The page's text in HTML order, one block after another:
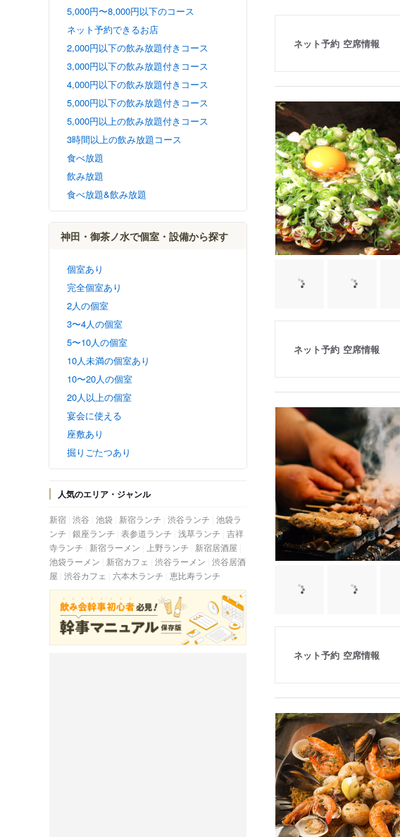
5,000円〜8,000円以下のコース
ネット予約できるお店
2,000円以下の飲み放題付きコース
3,000円以下の飲み放題付きコース
4,000円以下の飲み放題付きコース
5,000円以下の飲み放題付きコース
5,000円以上の飲み放題付きコース
3時間以上の飲み放題コース
食べ放題
飲み放題
食べ放題&飲み放題
神田・御茶ノ水で個室・設備から探す
個室あり
完全個室あり
2人の個室
3〜4人の個室
5〜10人の個室
10人未満の個室あり
10〜20人の個室
20人以上の個室
宴会に使える
座敷あり
掘りごたつあり
人気のエリア・ジャンル
新宿 渋谷 池袋 新宿ランチ 渋谷ランチ 池袋ラ
ンチ 銀座ランチ 表参道ランチ 浅草ランチ 吉祥
寺ランチ
新宿ラーメン 上野ランチ
新宿居酒屋
池袋ラーメン
新宿カフェ 渋谷ラーメン 渋谷居酒
屋 渋谷カフェ 六本木ランチ 恵比寿ランチ
ネット予約 空席情報
ネット予約 空席情報
ネット予約 空席情報